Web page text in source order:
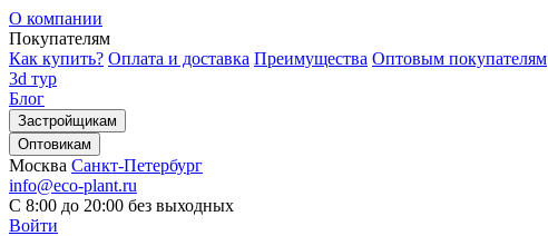
О компании
Покупателям
Как купить? Оплата и доставка Преимущества Оптовым покупателям
3d тур
Блог
Застройщикам
Оптовикам
Москва Санкт-Петербург
info@eco-plant.ru
С 8:00 до 20:00 без выходных
Войти